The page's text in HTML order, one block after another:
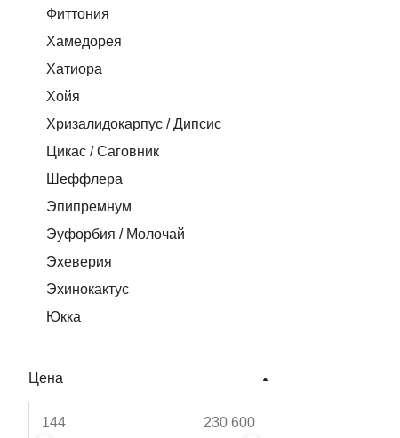
Фиттония
Хамедорея
Хатиора
Хойя
Хризалидокарпус / Дипсис
Цикас / Саговник
Шеффлера
Эпипремнум
Эуфорбия / Молочай
Эхеверия
Эхинокактус
Юкка
Цена